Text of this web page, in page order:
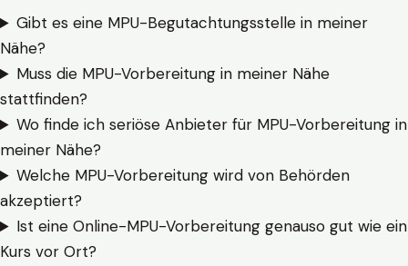
Gibt es eine MPU-Begutachtungsstelle in meiner
Nähe?
Muss die MPU-Vorbereitung in meiner Nähe
stattfinden?
Wo finde ich seriöse Anbieter für MPU-Vorbereitung in
meiner Nähe?
Welche MPU-Vorbereitung wird von Behörden
akzeptiert?
Ist eine Online-MPU-Vorbereitung genauso gut wie ein
Kurs vor Ort?